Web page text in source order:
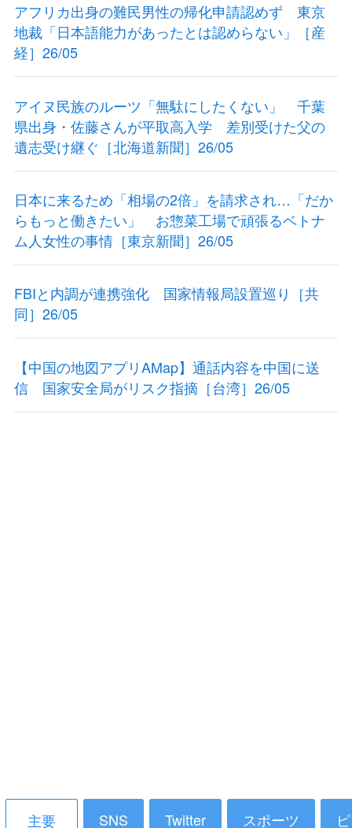
アフリカ出身の難民男性の帰化申請認めず 東京
地裁「日本語能力があったとは認めらない」［産
経］26/05
アイヌ民族のルーツ「無駄にしたくない」 千葉
県出身・佐藤さんが平取高入学 差別受けた父の
遺志受け継ぐ［北海道新聞］26/05
日本に来るため「相場の2倍」を請求され…「だか
らもっと働きたい」 お惣菜工場で頑張るベトナ
ム人女性の事情［東京新聞］26/05
FBIと内調が連携強化 国家情報局設置巡り［共
同］26/05
【中国の地図アプリAMap】通話内容を中国に送
信 国家安全局がリスク指摘［台湾］26/05
主要 SNS Twitter スポーツ